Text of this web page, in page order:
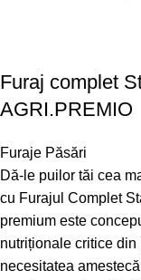
Furaj complet
AGRI.PREMIO
Furaje Păsări
Dă-le puilor tăi cea
cu Furajul Complet
premium este
nutriționale critice
necesitatea